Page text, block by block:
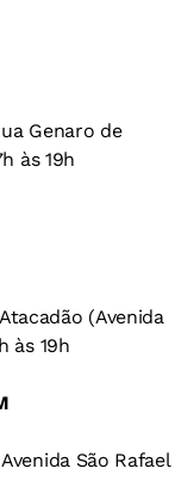
Genaro de
às 19h
(Avenida
às 19h
São Rafael